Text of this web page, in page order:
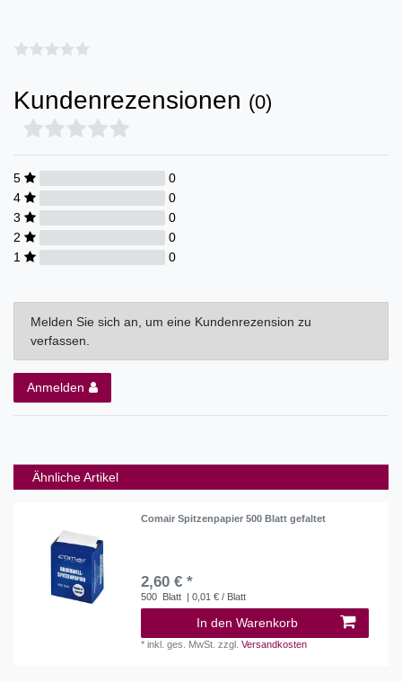
Kundenrezensionen (0)
5
0
4
0
3
0
2
0
1
0
Melden Sie sich an, um eine Kundenrezension zu
verfassen.
Anmelden
Ähnliche Artikel
Comair Spitzenpapier 500 Blatt gefaltet
2,60 € *
500 Blatt | 0,01 € / Blatt
In den Warenkorb
*inkl. ges. MwSt. zzgl.Versandkosten